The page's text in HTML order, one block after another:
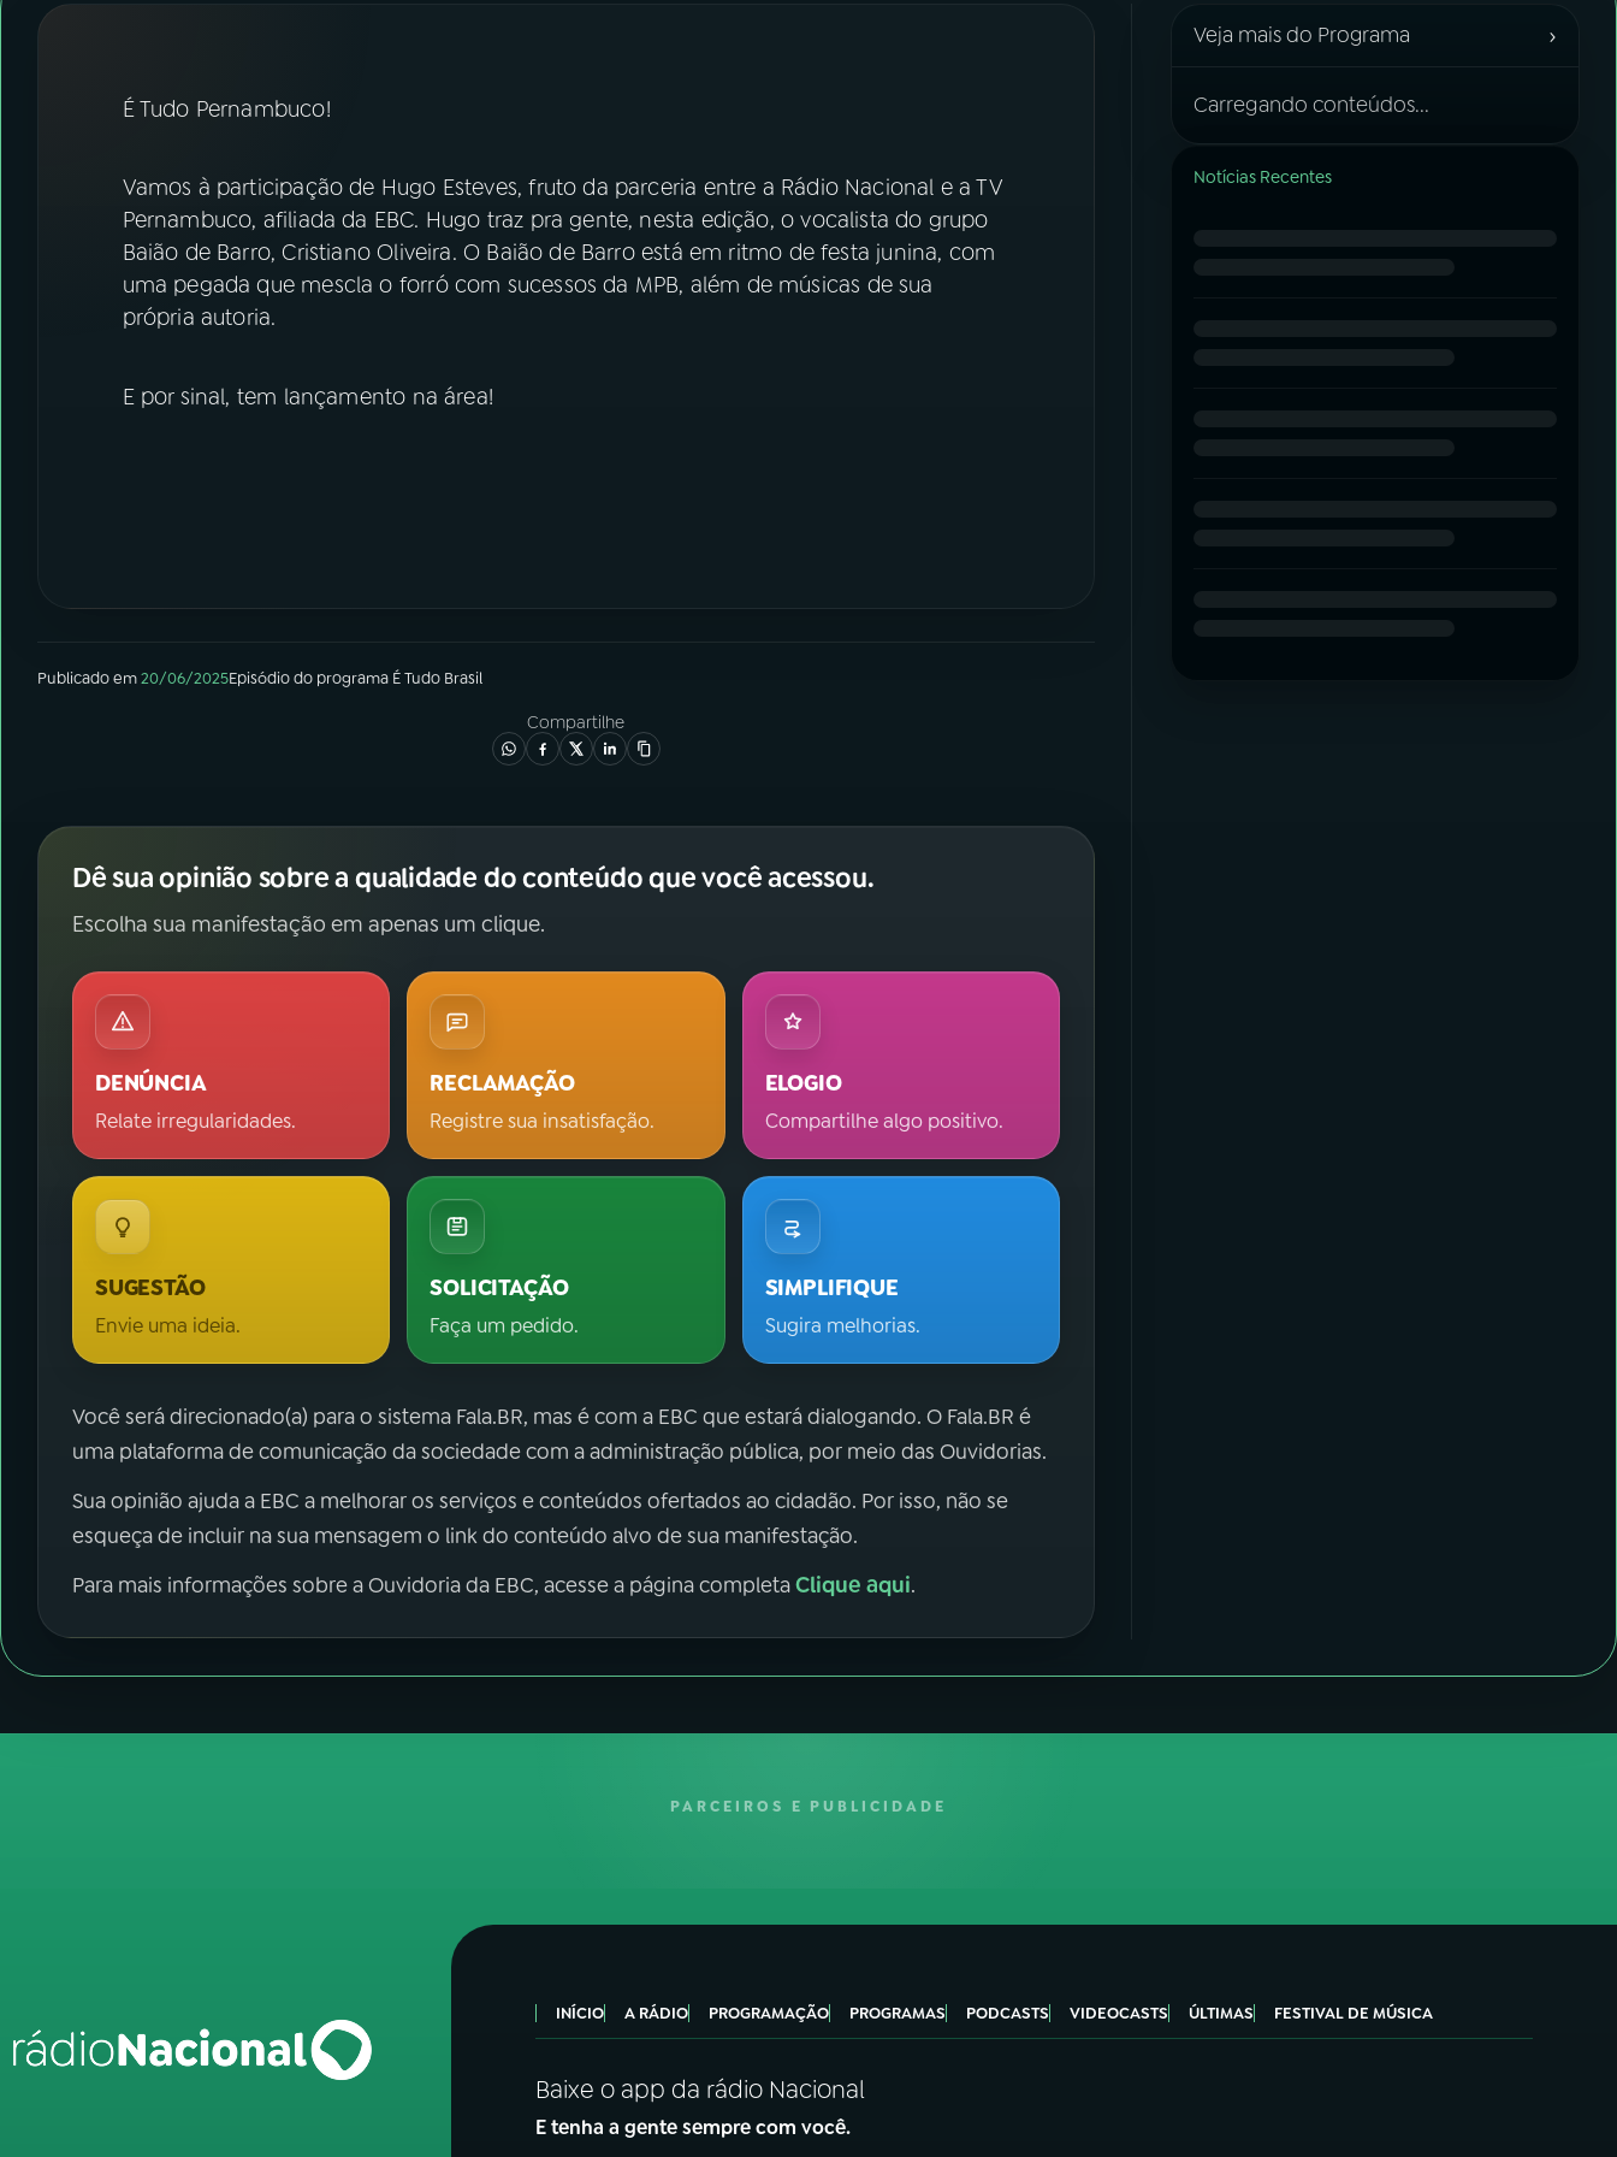
YouTube Facebook
É Tudo Pernambuco!
Vamos à participação de Hugo Esteves, fruto da parceria entre a Rádio Nacional e a TV
Pernambuco, afiliada da EBC. Hugo traz pra gente, nesta edição, o vocalista do grupo
Baião de Barro, Cristiano Oliveira. O Baião de Barro está em ritmo de festa junina, com
uma pegada que mescla o forró com sucessos da MPB, além de músicas de sua
própria autoria.
E por sinal, tem lançamento na área!
Publicado em20/06/2025Episódiodo programa É Tudo Brasil
Compartilhe
Dê sua opinião sobre a qualidade do conteúdo que você acessou.
Escolha sua manifestação em apenas um clique.
DENÚNCIA
Relate irregularidades.
RECLAMAÇÃO
Registre sua insatisfação.
ELOGIO
Compartilhe algo positivo.
SUGESTÃO
Envie uma ideia.
SOLICITAÇÃO
Faça um pedido.
SIMPLIFIQUE
Sugira melhorias.
Você será direcionado(a) para o sistema Fala.BR, mas é com a EBC que estará dialogando. O Fala.BR é
uma plataforma de comunicação da sociedade com a administração pública, por meio das Ouvidorias.
Sua opinião ajuda a EBC a melhorar os serviços e conteúdos ofertados ao cidadão. Por isso, não se
esqueça de incluir na sua mensagem o link do conteúdo alvo de sua manifestação.
Para mais informações sobre a Ouvidoria da EBC, acesse a página completaClique aqui.
Veja mais do Programa ›
Carregando conteúdos...
Notícias Recentes
PARCEIROS E PUBLICIDADE
INÍCIO A RÁDIO PROGRAMAÇÃO PROGRAMAS PODCASTS VIDEOCASTS ÚLTIMAS FESTIVAL DE MÚSICA
Baixe o app da rádio Nacional
E tenha a gente sempre com você.